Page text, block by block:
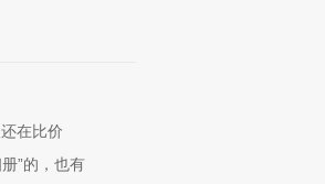
在比价
”的，也有